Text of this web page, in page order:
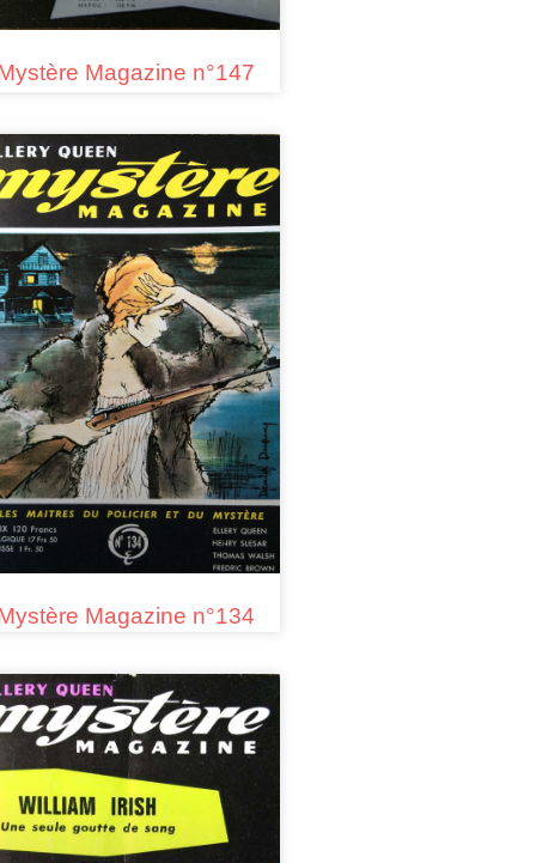
Magazine n°147
Magazine n°134